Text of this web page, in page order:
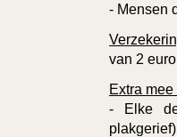
- Mensen
van 2
Extra
- Elke
plakgerief)